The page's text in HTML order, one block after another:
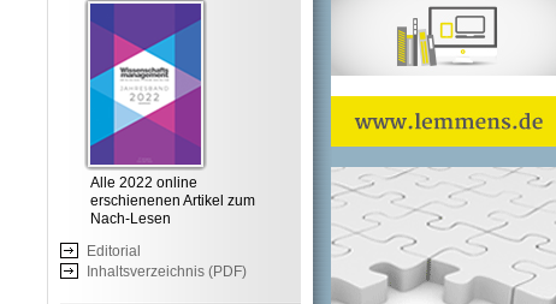
Alle 2022 online
erschienenen Artikel zum
Nach-Lesen
Editorial
Inhaltsverzeichnis (PDF)